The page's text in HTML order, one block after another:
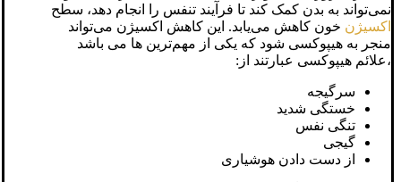
نمی‌تواند به بدن کمک کند تا فرآیند تنفس را انجام دهد، سطح
اکسیژن خون کاهش می‌یابد. این کاهش اکسیژن می‌تواند
منجر به هیپوکسی شود که یکی از مهم‌ترین ها می باشد
،علائم هیپوکسی عبارتند از:
سرگیجه
خستگی شدید
تنگی نفس
گیجی
از دست دادن هوشیاری